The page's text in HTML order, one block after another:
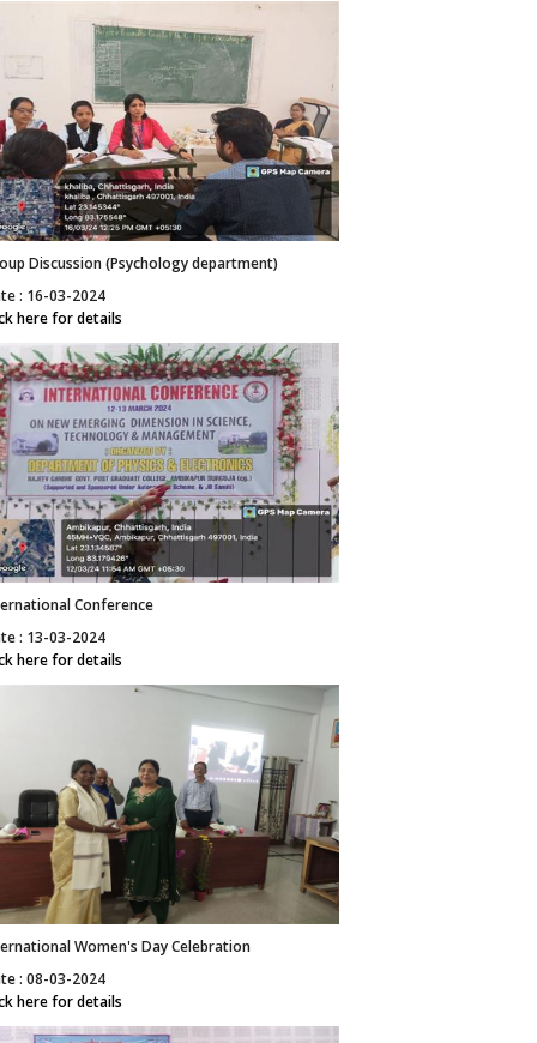
Discussion (Psychology department)
: 16-03-2024
here for details
Conference
: 13-03-2024
here for details
Women's Day Celebration
: 08-03-2024
here for details